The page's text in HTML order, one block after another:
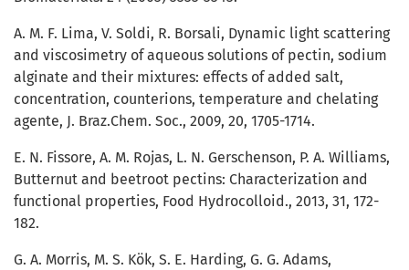
A. M. F. Lima, V. Soldi, R. Borsali, Dynamic light scattering
and viscosimetry of aqueous solutions of pectin, sodium
alginate and their mixtures: effects of added salt,
concentration, counterions, temperature and chelating
agente, J. Braz.Chem. Soc., 2009, 20, 1705-1714.
E. N. Fissore, A. M. Rojas, L. N. Gerschenson, P. A. Williams,
Butternut and beetroot pectins: Characterization and
functional properties, Food Hydrocolloid., 2013, 31, 172-
182.
G. A. Morris, M. S. Kök, S. E. Harding, G. G. Adams,